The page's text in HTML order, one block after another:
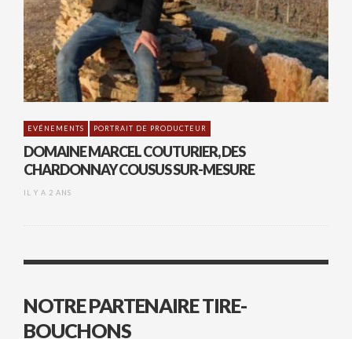
EVÉNEMENTS PORTRAIT DE PRODUCTEUR
DOMAINE MARCEL COUTURIER, DES
CHARDONNAY COUSUS SUR-MESURE
IL Y A 2 ANS
NOTRE PARTENAIRE TIRE-
BOUCHONS